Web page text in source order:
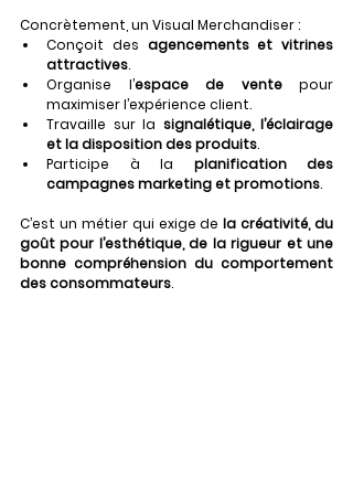
Concrètement, un Visual Merchandiser :
Conçoit des agencements et vitrines
attractives.
Organise l’espace de vente pour
maximiser l’expérience client.
Travaille sur la signalétique, l’éclairage
et la disposition des produits.
Participe à la planification des
campagnes marketing et promotions.
C’est un métier qui exige de la créativité, du
goût pour l’esthétique, de la rigueur et une
bonne compréhension du comportement
des consommateurs.